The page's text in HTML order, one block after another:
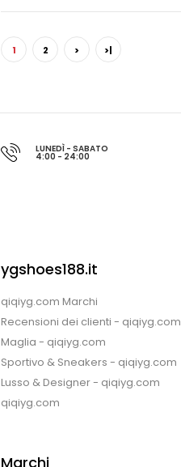
1 2 > >|
LUNEDÌ - SABATO
4:00 - 24:00
ygshoes188.it
qiqiyg.com Marchi
Recensioni dei clienti - qiqiyg.com
Maglia - qiqiyg.com
Sportivo & Sneakers - qiqiyg.com
Lusso & Designer - qiqiyg.com
qiqiyg.com
Marchi